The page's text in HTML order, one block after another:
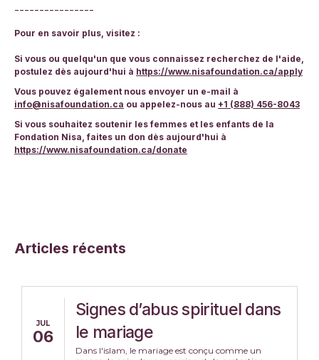
----------------
Pour en savoir plus, visitez :
Si vous ou quelqu'un que vous connaissez recherchez de l'aide,
postulez dès aujourd'hui à https://www.nisafoundation.ca/apply
Vous pouvez également nous envoyer un e-mail à
info@nisafoundation.ca ou appelez-nous au +1 (888) 456-8043
Si vous souhaitez soutenir les femmes et les enfants de la
Fondation Nisa, faites un don dès aujourd'hui à
https://www.nisafoundation.ca/donate
Articles récents
JUL
06
Signes d’abus spirituel dans
le mariage
Dans l'islam, le mariage est conçu comme un